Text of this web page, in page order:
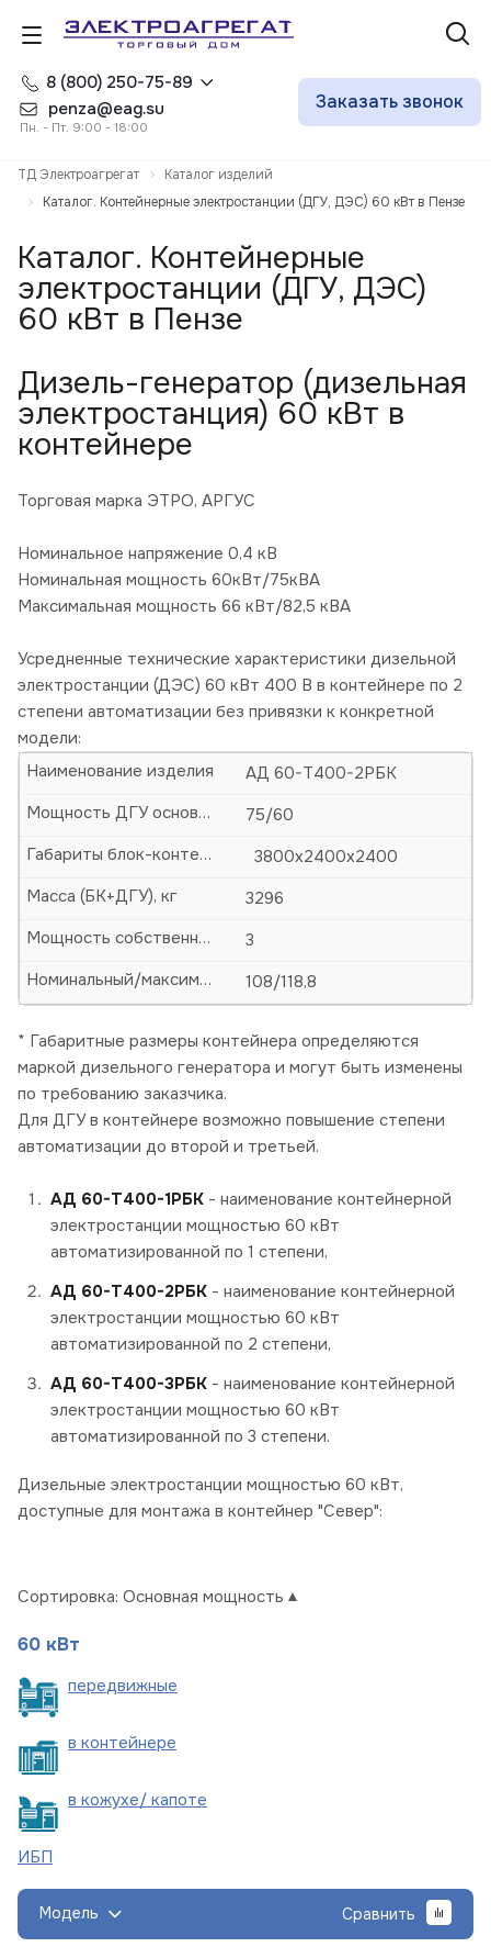
8 (800) 250-75-89
penza@eag.su
Пн. - Пт. 9:00 - 18:00
Заказать звонок
ТД Электроагрегат
Каталог изделий
Каталог. Контейнерные электростанции (ДГУ, ДЭС) 60 кВт в Пензе
Каталог. Контейнерные
электростанции (ДГУ, ДЭС)
60 кВт в Пензе
Дизель-генератор (дизельная
электростанция) 60 кВт в
контейнере
Торговая марка ЭТРО, АРГУС
Номинальное напряжение 0,4 кВ
Номинальная мощность 60кВт/75кВА
Максимальная мощность 66 кВт/82,5 кВА
Усредненные технические характеристики дизельной
электростанции (ДЭС) 60 кВт 400 В в контейнере по 2
степени автоматизации без привязки к конкретной
модели:
АД 60-Т400-2РБК
Наименование изделия
75/60
Мощность ДГУ основная (кВА/кВт)
3800х2400х2400
Габариты блок-контейнера (БК)-ДхШхВ, мм
3296
Масса (БК+ДГУ), кг
3
Мощность собственных нужд, кВт
108/118,8
Номинальный/максимальный ток, А
* Габаритные размеры контейнера определяются
маркой дизельного генератора и могут быть изменены
по требованию заказчика.
Для ДГУ в контейнере возможно повышение степени
автоматизации до второй и третьей.
АД 60-Т400-1РБК - наименование контейнерной
электростанции мощностью 60 кВт
автоматизированной по 1 степени,
АД 60-Т400-2РБК - наименование контейнерной
электростанции мощностью 60 кВт
автоматизированной по 2 степени,
АД 60-Т400-3РБК - наименование контейнерной
электростанции мощностью 60 кВт
автоматизированной по 3 степени.
Дизельные электростанции мощностью 60 кВт,
доступные для монтажа в контейнер "Север":
Сортировка: Основная мощность
60 кВт
передвижные
в контейнере
в кожухе/ капоте
ИБП
Модель Сравнить